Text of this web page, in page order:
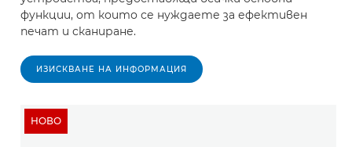
функции, от които се нуждаете за ефективен
печат и сканиране.
ИЗИСКВАНЕ НА ИНФОРМАЦИЯ
НОВО